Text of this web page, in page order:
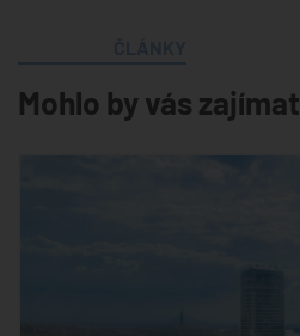
Mohlo by vás zajímat